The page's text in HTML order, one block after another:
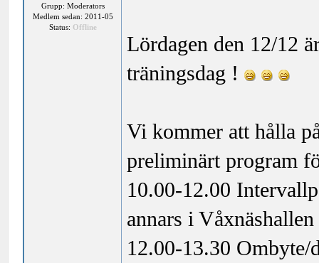
Grupp: Moderators
Medlem sedan: 2011-05
Status: Offline
Lördagen den 12/12
träningsdag !
Vi kommer att hålla
preliminärt program
10.00-12.00
annars i Våxnäshallen
12.00-13.30